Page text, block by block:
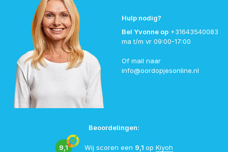
Hulp nodig?
Bel Yvonne op +31643540083
ma t/m vr 09:00-17:00
Of mail naar
info@oordopjesonline.nl
Beoordelingen:
9,1 Wij scoren een 9,1 op Kiyoh